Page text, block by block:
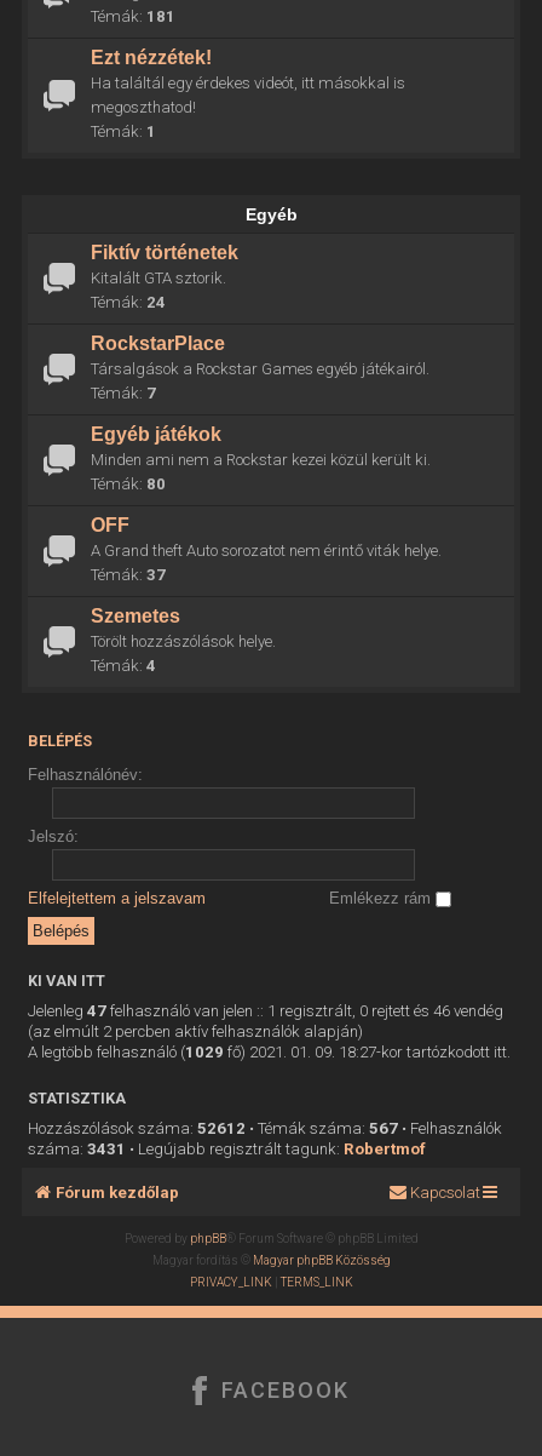
Témák: 181
Ezt nézzétek!
Ha találtál egy érdekes videót, itt másokkal is
megoszthatod!
Témák: 1
Egyéb
Fiktív történetek
Kitalált GTA sztorik.
Témák: 24
RockstarPlace
Társalgások a Rockstar Games egyéb játékairól.
Témák: 7
Egyéb játékok
Minden ami nem a Rockstar kezei közül került ki.
Témák: 80
OFF
A Grand theft Auto sorozatot nem érintő viták helye.
Témák: 37
Szemetes
Törölt hozzászólások helye.
Témák: 4
BELÉPÉS
Felhasználónév:
Jelszó:
Elfelejtettem a jelszavam Emlékezz rám
KI VAN ITT
Jelenleg 47felhasználó van jelen :: 1 regisztrált, 0 rejtett és 46 vendég
(az elmúlt 2 percben aktív felhasználók alapján)
A legtöbb felhasználó (1029 fő) 2021. 01. 09. 18:27-kor tartózkodott itt.
STATISZTIKA
Hozzászólások száma: 52612 • Témák száma: 567• Felhasználók
száma: 3431 • Legújabb regisztrált tagunk: Robertmof
Fórum kezdőlap Kapcsolat
Powered by phpBB® Forum Software © phpBB Limited
Magyar fordítás © Magyar phpBB Közösség
PRIVACY_LINK |TERMS_LINK
FACEBOOK